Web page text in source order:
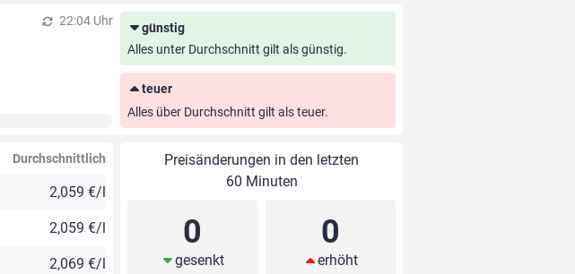
22:04 Uhr
günstig
Alles unter Durchschnitt gilt als günstig.
teuer
Alles über Durchschnitt gilt als teuer.
Durchschnittlich
2,059 €/l
2,059 €/l
2,069 €/l
Preisänderungen in den letzten
60 Minuten
0
gesenkt
0
erhöht